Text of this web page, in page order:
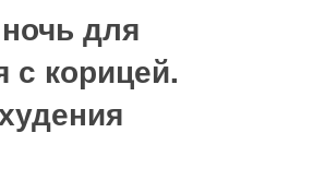
для
с корицей.